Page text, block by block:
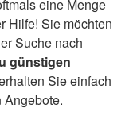
eine Menge
Hilfe! Sie möchten
Suche nach
günstigen
Sie einfach